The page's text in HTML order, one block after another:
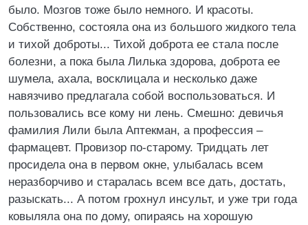
было. Мозгов тоже было немного. И красоты.
Собственно, состояла она из большого жидкого тела
и тихой доброты... Тихой доброта ее стала после
болезни, а пока была Лилька здорова, доброта ее
шумела, ахала, восклицала и несколько даже
навязчиво предлагала собой воспользоваться. И
пользовались все кому ни лень. Смешно: девичья
фамилия Лили была Аптекман, а профессия –
фармацевт. Провизор по-старому. Тридцать лет
просидела она в первом окне, улыбалась всем
неразборчиво и старалась всем все дать, достать,
разыскать... А потом грохнул инсульт, и уже три года
ковыляла она по дому, опираясь на хорошую